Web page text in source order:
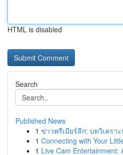
HTML is disabled
Search
Published News
1 ข่าวพรีเมียร์ลีก: บทวิเครา
1 Connecting with Your
1 Live Cam Entertainment: